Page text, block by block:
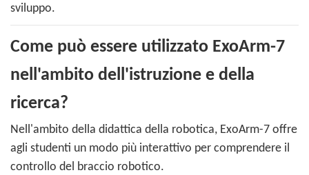
sviluppo.
Come può essere utilizzato ExoArm-7
nell'ambito dell'istruzione e della
ricerca?
Nell'ambito della didattica della robotica, ExoArm-7 offre
agli studenti un modo più interattivo per comprendere il
controllo del braccio robotico.